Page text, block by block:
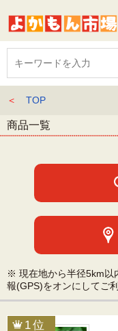
＜ TOP
商品一覧
※ 現在地から半径5km以
報(GPS)をオンにしてご